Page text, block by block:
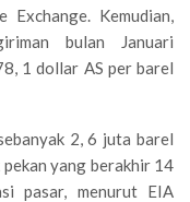
Kemudian,
bulan Januari
1 dollar AS per barel
2, 6 juta barel
yang berakhir 14
pasar, menurut EIA